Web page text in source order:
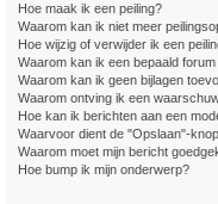
Hoe maak ik een peiling?
Waarom kan ik niet meer
Hoe wijzig of verwijder ik een
Waarom kan ik een bepaald
Waarom kan ik geen bijlagen
Waarom ontving ik een
Hoe kan ik berichten aan een
Waarvoor dient de "Opslaan"-
Waarom moet mijn bericht
Hoe bump ik mijn onderwerp?